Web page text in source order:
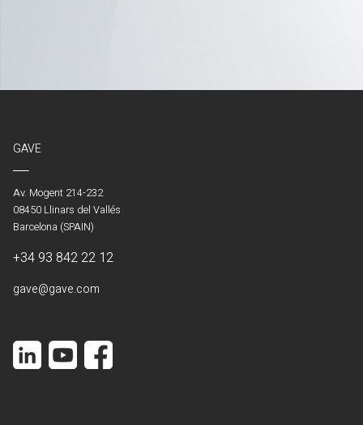
GAVE
Av. Mogent 214-232
08450 Llinars del Vallés
Barcelona (SPAIN)
+34 93 842 22 12
gave@gave.com